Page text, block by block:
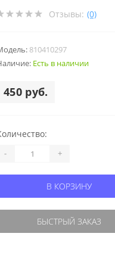
Отзывы: (0)
810410297
Есть в наличии
450 руб.
- +
В КОРЗИНУ
БЫСТРЫЙ ЗАКАЗ